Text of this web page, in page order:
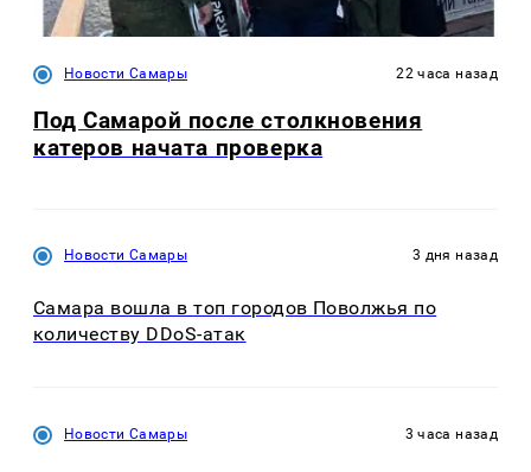
Новости Самары 22 часа назад
Под Самарой после столкновения
катеров начата проверка
Новости Самары 3 дня назад
Самара вошла в топ городов Поволжья по
количеству DDoS-атак
Новости Самары 3 часа назад